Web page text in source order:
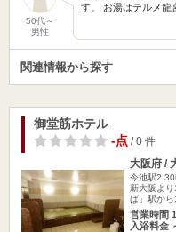
50代～
男性
す。 お湯はテルメ龍
関連情報から探す
御堂筋ホテル
-点/ 0 件
大阪府 /
今池駅
新大阪よ
ば」駅から
営業時間
入浴料金